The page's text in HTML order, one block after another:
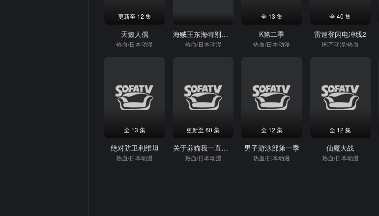
更新至 12 集
天籁人偶
热血/日本动漫
海贼王东海特别篇路飞与四位伙伴的大冒险！！
热血/日本动漫
全 13 集
K第二季
热血/日本动漫
全 40 集
雷速登闪电冲线2
国产动漫/热血
全 13 集
绝对防卫利维坦
热血/日本动漫
更新至 60 集
关于养猫我一直是新手
热血/日本动漫
全 12 集
男子游泳部第一季
热血/日本动漫
全 12 集
仙魔大战
热血/日本动漫